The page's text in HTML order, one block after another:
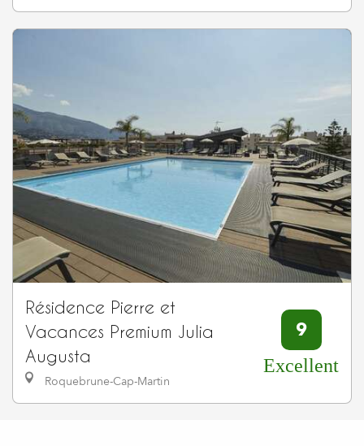
Résidence Pierre et
Vacances Premium Julia
Augusta
Roquebrune-Cap-Martin
9
Excellent